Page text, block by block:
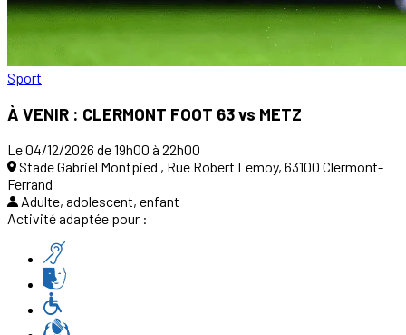
Sport
À VENIR : CLERMONT FOOT 63 vs METZ
Le 04/12/2026 de 19h00 à 22h00
Stade Gabriel Montpied , Rue Robert Lemoy, 63100 Clermont-
Ferrand
Adulte, adolescent, enfant
Activité adaptée pour :